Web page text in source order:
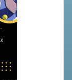
NAZIONALE